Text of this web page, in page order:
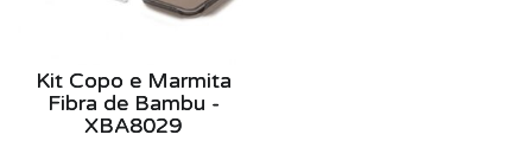
Kit Copo e Marmita
Fibra de Bambu -
XBA8029